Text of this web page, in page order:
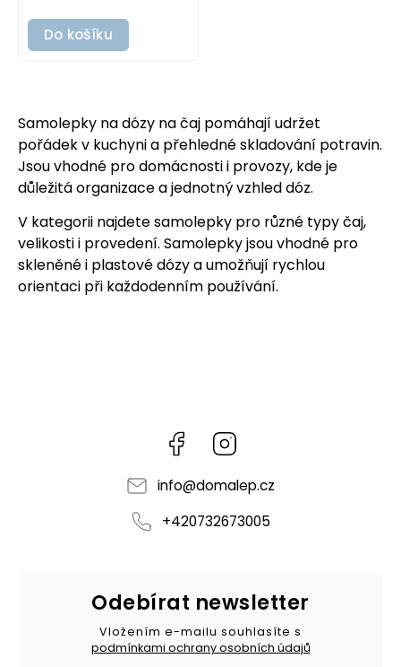
Do košíku
Samolepky na dózy na čaj pomáhají udržet
pořádek v kuchyni a přehledné skladování potravin.
Jsou vhodné pro domácnosti i provozy, kde je
důležitá organizace a jednotný vzhled dóz.
V kategorii najdete samolepky pro různé typy čaj,
velikosti i provedení. Samolepky jsou vhodné pro
skleněné i plastové dózy a umožňují rychlou
orientaci při každodenním používání.
Facebook
info@domalep.cz
+420732673005
Odebírat newsletter
Vložením e-mailu souhlasíte s
podmínkami ochrany osobních údajů